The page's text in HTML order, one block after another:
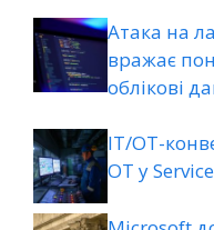
Атака на
вражає
облікові
ІТ/ОТ-
ОТ у